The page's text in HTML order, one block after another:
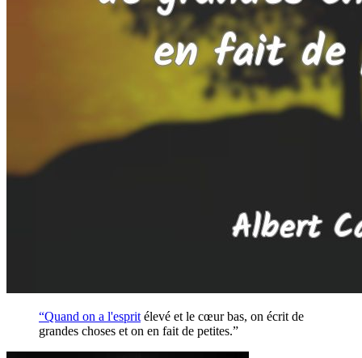
“Quand on a l'esprit élevé et le cœur bas, on écrit de
grandes choses et on en fait de petites.”